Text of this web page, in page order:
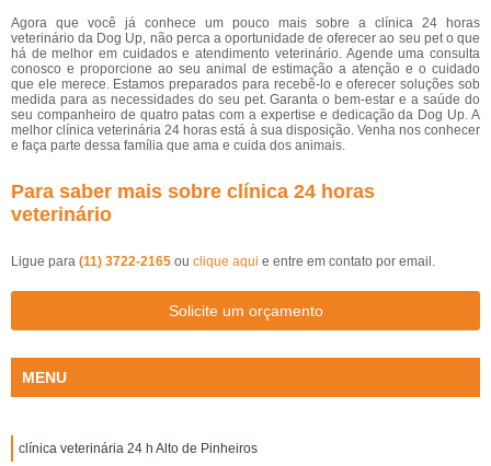
Agora que você já conhece um pouco mais sobre a clínica 24 horas
veterinário da Dog Up, não perca a oportunidade de oferecer ao seu pet o que
há de melhor em cuidados e atendimento veterinário. Agende uma consulta
conosco e proporcione ao seu animal de estimação a atenção e o cuidado
que ele merece. Estamos preparados para recebê-lo e oferecer soluções sob
medida para as necessidades do seu pet. Garanta o bem-estar e a saúde do
seu companheiro de quatro patas com a expertise e dedicação da Dog Up. A
melhor clínica veterinária 24 horas está à sua disposição. Venha nos conhecer
e faça parte dessa família que ama e cuida dos animais.
Para saber mais sobre clínica 24 horas
veterinário
Ligue para (11) 3722-2165 ou clique aqui e entre em contato por email.
Solicite um orçamento
MENU
clínica veterinária 24 h Alto de Pinheiros